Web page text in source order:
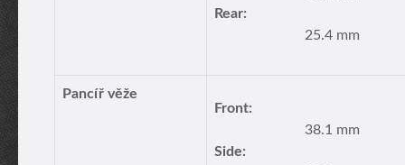
Rear:
25.4 mm
Pancíř věže
Front:
38.1 mm
Side: